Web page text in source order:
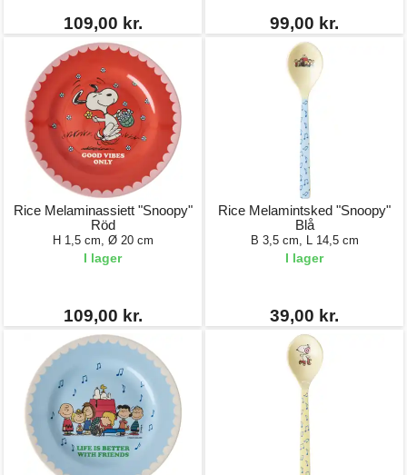
109,00 kr. 99,00 kr.
Rice Melaminassiett "Snoopy"
Röd
H 1,5 cm, Ø 20 cm
I lager
109,00 kr.
Rice Melamintsked "Snoopy"
Blå
B 3,5 cm, L 14,5 cm
I lager
39,00 kr.